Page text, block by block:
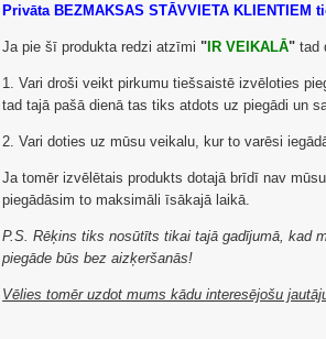
Privāta BEZMAKSAS STĀVVIETA KLIENTIEM
Ja pie šī produkta redzi atzīmi " IR VEIKALĀ" tad
1. Vari droši veikt pirkumu tiešsaistē izvēloties
tad tajā pašā dienā tas tiks atdots uz piegādi un
2. Vari doties uz mūsu veikalu, kur to varēsi
Ja tomēr izvēlētais produkts dotajā brīdī nav
piegādāsim to maksimāli īsākajā laikā.
P.S. Rēķins tiks nosūtīts tikai tajā gadījumā, kad
piegāde būs bez aizķeršanās!
Vēlies tomēr uzdot mums kādu interesējošu